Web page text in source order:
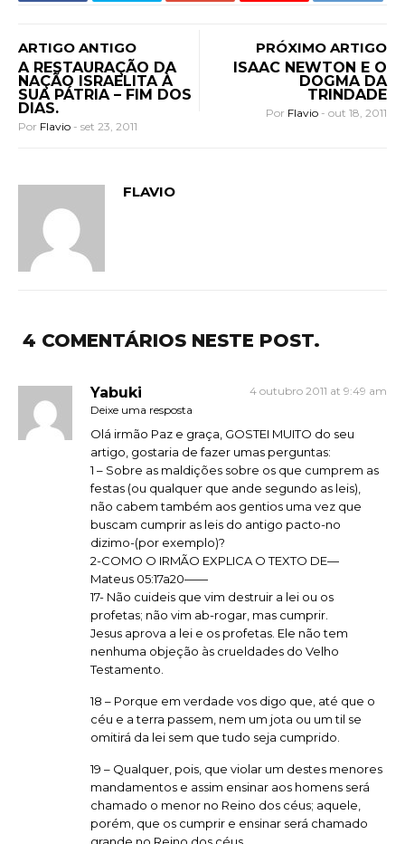
ARTIGO ANTIGO
A RESTAURAÇÃO DA
NAÇÃO ISRAELITA À
SUA PÁTRIA – FIM DOS
DIAS.
Por Flavio - set 23, 2011
PRÓXIMO ARTIGO
ISAAC NEWTON E O
DOGMA DA
TRINDADE
Por Flavio - out 18, 2011
FLAVIO
4 COMENTÁRIOS NESTE POST.
Yabuki
4 outubro 2011 at 9:49 am
Deixe uma resposta
Olá irmão Paz e graça, GOSTEI MUITO do seu
artigo, gostaria de fazer umas perguntas:
1 – Sobre as maldições sobre os que cumprem as
festas (ou qualquer que ande segundo as leis),
não cabem também aos gentios uma vez que
buscam cumprir as leis do antigo pacto-no
dizimo-(por exemplo)?
2-COMO O IRMÃO EXPLICA O TEXTO DE—
Mateus 05:17a20——
17- Não cuideis que vim destruir a lei ou os
profetas; não vim ab-rogar, mas cumprir.
Jesus aprova a lei e os profetas. Ele não tem
nenhuma objeção às crueldades do Velho
Testamento.
18 – Porque em verdade vos digo que, até que o
céu e a terra passem, nem um jota ou um til se
omitirá da lei sem que tudo seja cumprido.
19 – Qualquer, pois, que violar um destes menores
mandamentos e assim ensinar aos homens será
chamado o menor no Reino dos céus; aquele,
porém, que os cumprir e ensinar será chamado